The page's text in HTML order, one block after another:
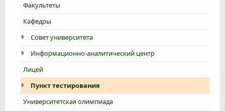
Факультеты
Кафедры
Совет университета
Информационно-аналитический центр
Лицей
Пункт тестирования
Университетская олимпиада